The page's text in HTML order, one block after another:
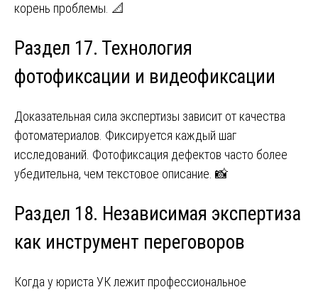
корень проблемы. 📐
Раздел 17. Технология
фотофиксации и видеофиксации
Доказательная сила экспертизы зависит от качества
фотоматериалов. Фиксируется каждый шаг
исследований. Фотофиксация дефектов часто более
убедительна, чем текстовое описание. 📸
Раздел 18. Независимая экспертиза
как инструмент переговоров
Когда у юриста УК лежит профессиональное